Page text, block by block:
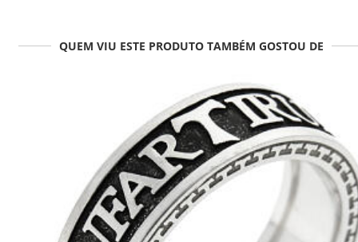
QUEM VIU ESTE PRODUTO TAMBÉM GOSTOU DE